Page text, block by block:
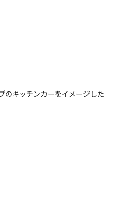
のキッチンカーをイメージした